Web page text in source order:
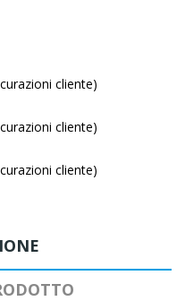
cliente)
cliente)
cliente)